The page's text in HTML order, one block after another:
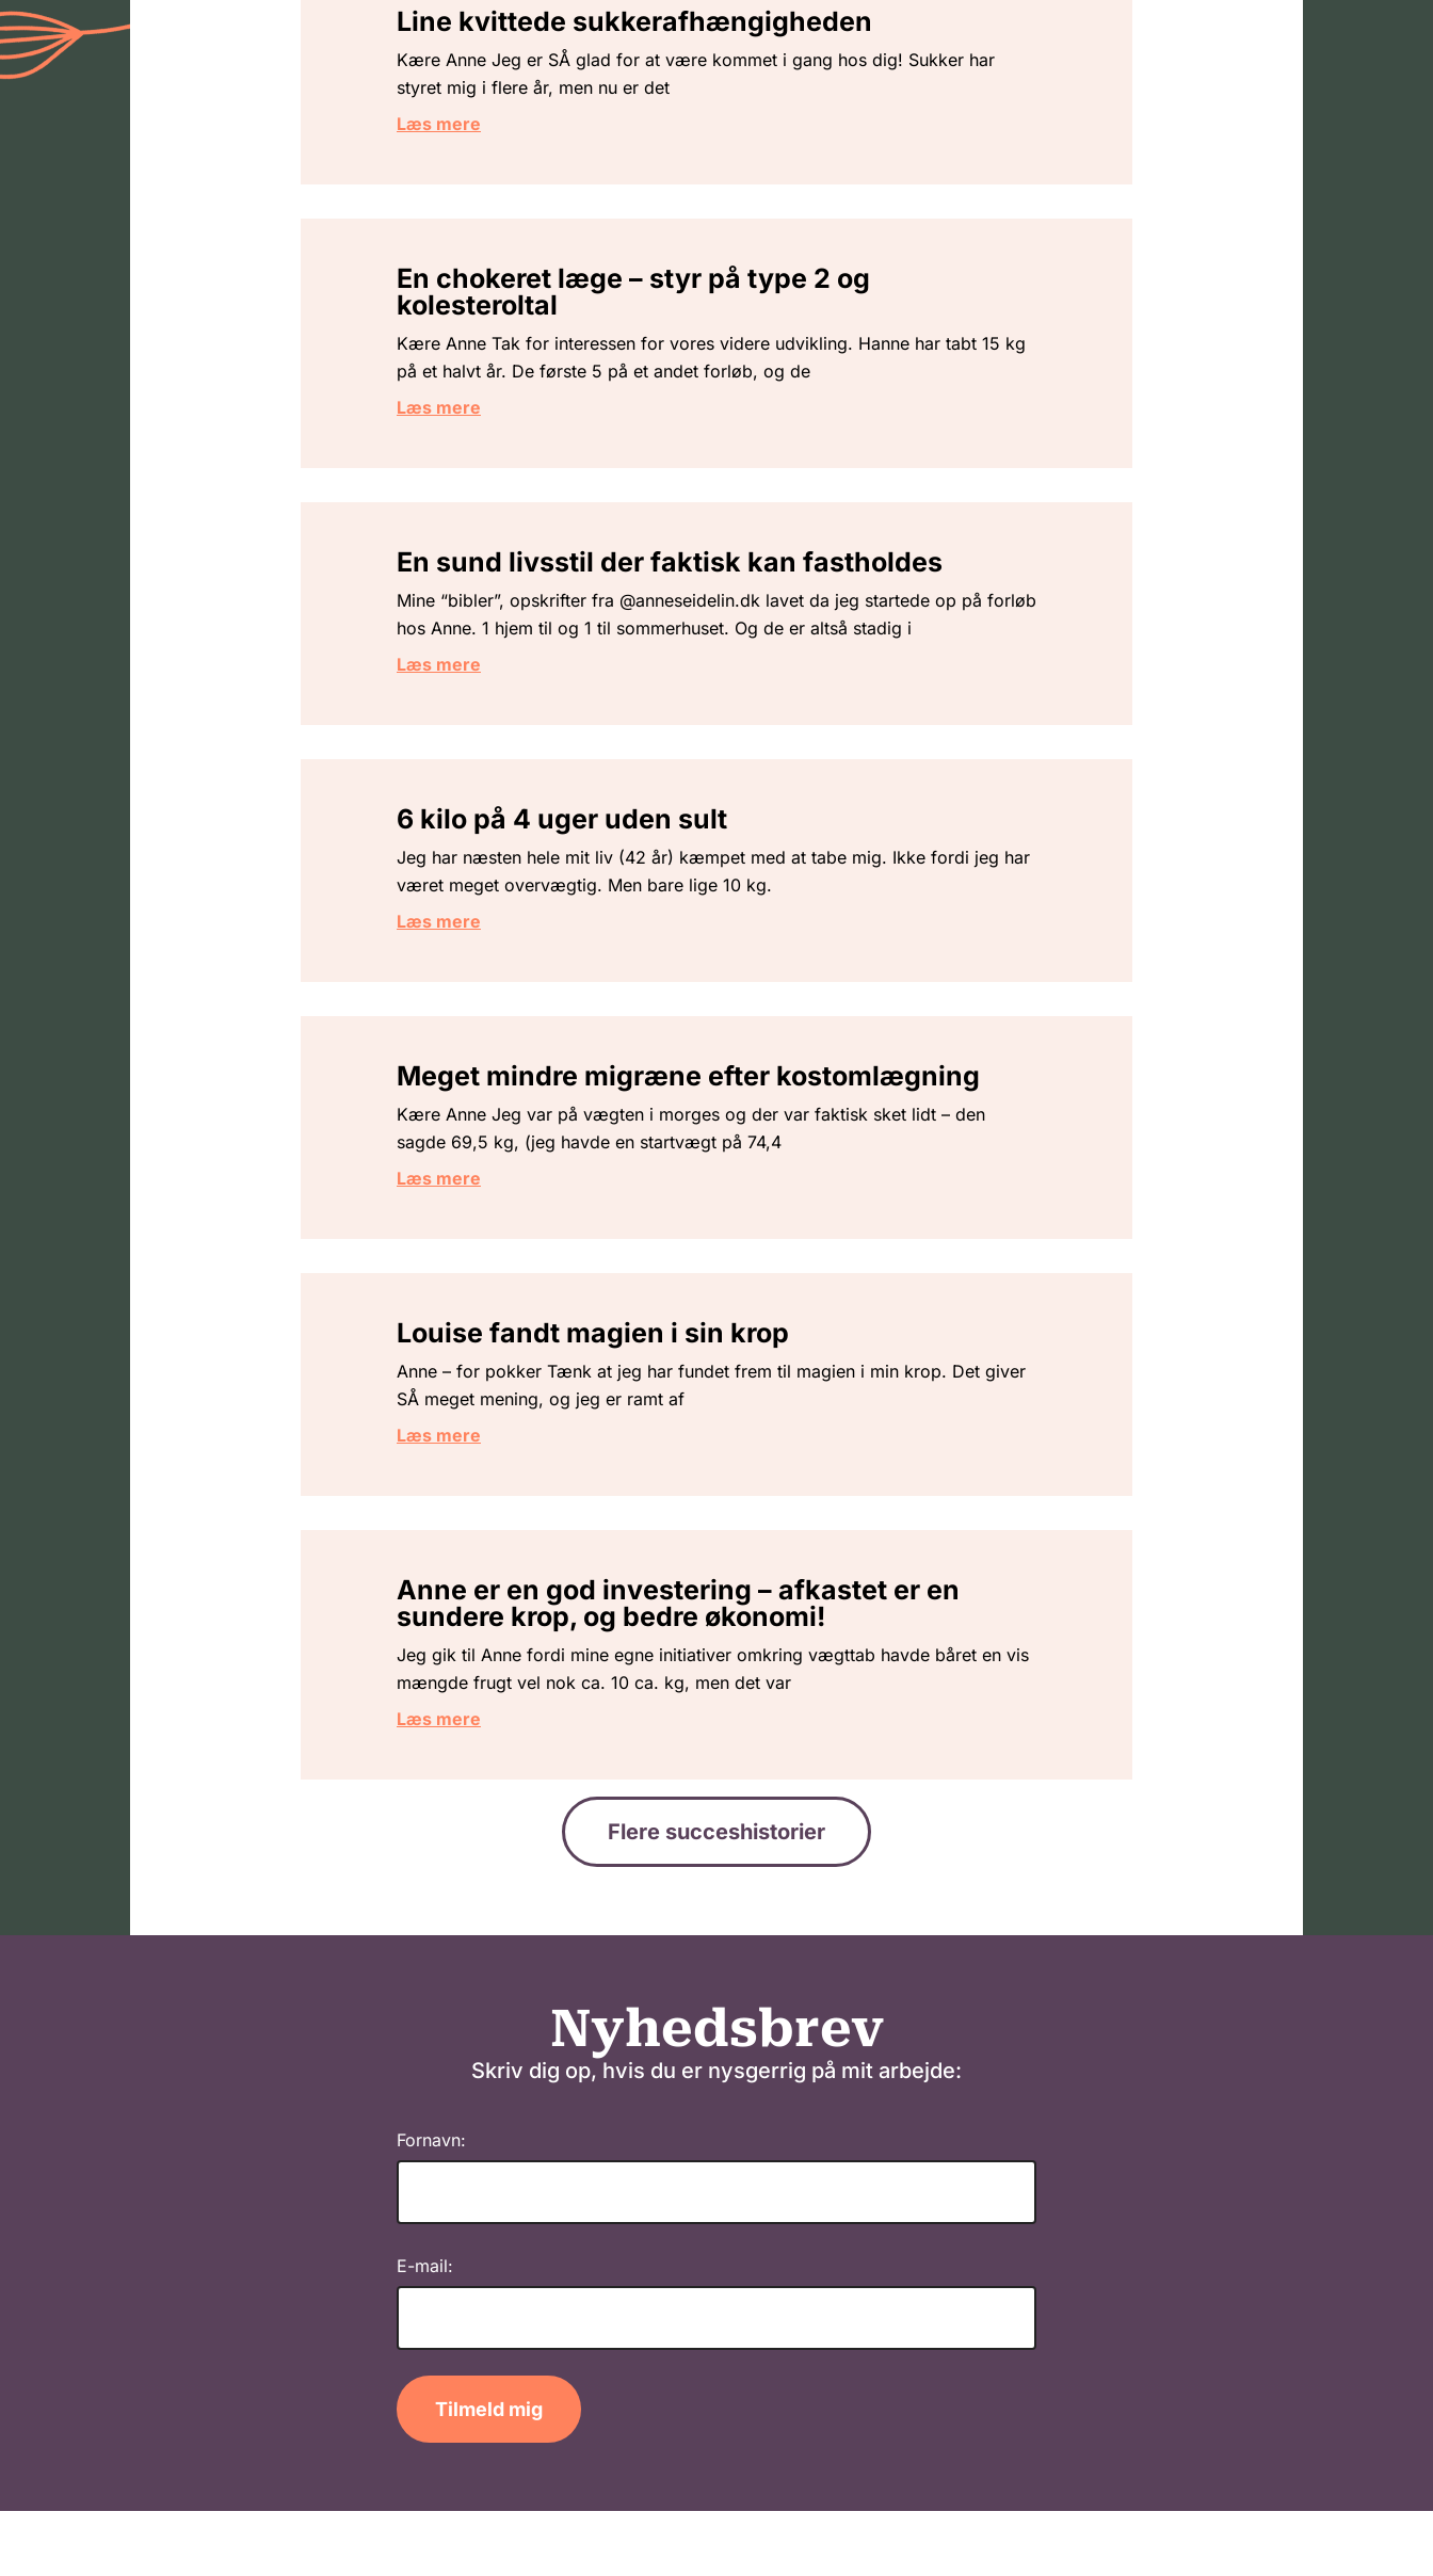
Line kvittede sukkerafhængigheden
Kære Anne Jeg er SÅ glad for at være kommet i gang hos dig! Sukker har
styret mig i flere år, men nu er det
Læs mere
En chokeret læge – styr på type 2 og
kolesteroltal
Kære Anne Tak for interessen for vores videre udvikling. Hanne har tabt 15 kg
på et halvt år. De første 5 på et andet forløb, og de
Læs mere
En sund livsstil der faktisk kan fastholdes
Mine “bibler”, opskrifter fra @anneseidelin.dk lavet da jeg startede op på forløb
hos Anne. 1 hjem til og 1 til sommerhuset. Og de er altså stadig i
Læs mere
6 kilo på 4 uger uden sult
Jeg har næsten hele mit liv (42 år) kæmpet med at tabe mig. Ikke fordi jeg har
været meget overvægtig. Men bare lige 10 kg.
Læs mere
Meget mindre migræne efter kostomlægning
Kære Anne Jeg var på vægten i morges og der var faktisk sket lidt – den
sagde 69,5 kg, (jeg havde en startvægt på 74,4
Læs mere
Louise fandt magien i sin krop
Anne – for pokker Tænk at jeg har fundet frem til magien i min krop. Det giver
SÅ meget mening, og jeg er ramt af
Læs mere
Anne er en god investering – afkastet er en
sundere krop, og bedre økonomi!
Jeg gik til Anne fordi mine egne initiativer omkring vægttab havde båret en vis
mængde frugt vel nok ca. 10 ca. kg, men det var
Læs mere
Flere succeshistorier
Nyhedsbrev
Skriv dig op, hvis du er nysgerrig på mit arbejde:
Fornavn:
E-mail:
Tilmeld mig